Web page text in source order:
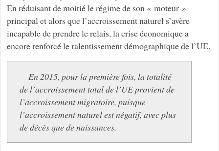
En réduisant de moitié le régime de son « moteur »
principal et alors que l’accroissement naturel s’avère
incapable de prendre le relais, la crise économique a
encore renforcé le ralentissement démographique de l’UE.
En 2015, pour la première fois, la totalité
de l’accroissement total de l’UE provient de
l’accroissement migratoire, puisque
l’accroissement naturel est négatif, avec plus
de décès que de naissances.